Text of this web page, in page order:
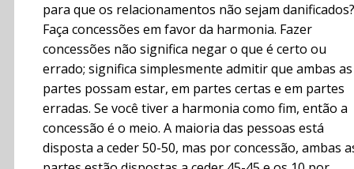
para que os relacionamentos não sejam danificados?
Faça concessões em favor da harmonia. Fazer
concessões não significa negar o que é certo ou
errado; significa simplesmente admitir que ambas as
partes possam estar, em partes certas e em partes
erradas. Se você tiver a harmonia como fim, então a
concessão é o meio. A maioria das pessoas está
disposta a ceder 50-50, mas por concessão, ambas